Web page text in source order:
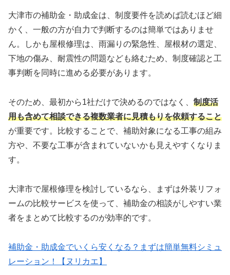
大津市の補助金・助成金は、制度要件を読めば読むほど細
かく、一般の方が自力で判断するのは簡単ではありませ
ん。しかも屋根修理は、雨漏りの緊急性、屋根材の選定、
下地の傷み、耐震性の問題なども絡むため、制度確認と工
事判断を同時に進める必要があります。
そのため、最初から1社だけで決めるのではなく、 制度活
用も含めて相談できる複数業者に見積もりを依頼すること
が重要です。比較することで、補助対象になる工事の組み
方や、不要な工事が含まれていないかも見えやすくなりま
す。
大津市で屋根修理を検討しているなら、まずは外装リフォ
ームの比較サービスを使って、補助金の相談がしやすい業
者をまとめて比較するのが効率的です。
補助金・助成金でいくら安くなる？まずは簡単無料シミュ
レーション！【ヌリカエ】